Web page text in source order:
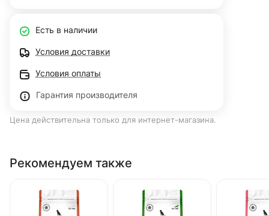
Есть в наличии
Условия доставки
Условия оплаты
Гарантия производителя
Цена действительна только для интернет-магазина.
Рекомендуем также